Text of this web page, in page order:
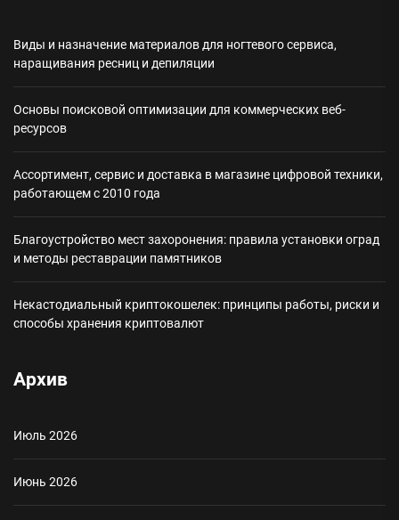
Виды и назначение материалов для ногтевого сервиса,
наращивания ресниц и депиляции
Основы поисковой оптимизации для коммерческих веб-
ресурсов
Ассортимент, сервис и доставка в магазине цифровой техники,
работающем с 2010 года
Благоустройство мест захоронения: правила установки оград
и методы реставрации памятников
Некастодиальный криптокошелек: принципы работы, риски и
способы хранения криптовалют
Архив
Июль 2026
Июнь 2026